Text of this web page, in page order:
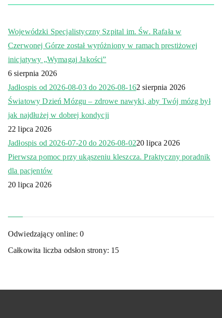
Wojewódzki Specjalistyczny Szpital im. Św. Rafała w
Czerwonej Górze został wyróżniony w ramach prestiżowej
inicjatywy „Wymagaj Jakości”
6 sierpnia 2026
Jadłospis od 2026-08-03 do 2026-08-162 sierpnia 2026
Światowy Dzień Mózgu – zdrowe nawyki, aby Twój mózg był
jak najdłużej w dobrej kondycji
22 lipca 2026
Jadłospis od 2026-07-20 do 2026-08-0220 lipca 2026
Pierwsza pomoc przy ukąszeniu kleszcza. Praktyczny poradnik
dla pacjentów
20 lipca 2026
Odwiedzający online:0
Całkowita liczba odsłon strony: 15